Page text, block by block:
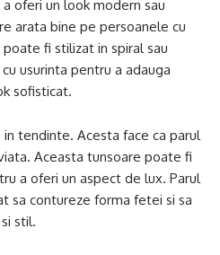
oferi un look modern sau
arata bine pe persoanele cu
fi stilizat in spiral sau
usurinta pentru a adauga
sofisticat.
tendinte. Acesta face ca parul
Aceasta tunsoare poate fi
a oferi un aspect de lux. Parul
sa contureze forma fetei si sa
stil.